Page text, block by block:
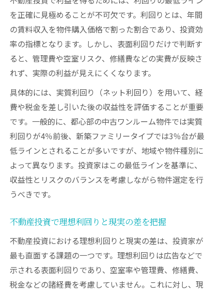
を正確に見極めることが不可欠です。利回りとは、年間
の賃料収入を物件購入価格で割った割合であり、投資効
率の指標となります。しかし、表面利回りだけで判断す
ると、管理費や空室リスク、修繕費などの実費が反映さ
れず、実際の利益が見えにくくなります。
具体的には、実質利回り（ネット利回り）を用いて、経
費や税金を差し引いた後の収益性を評価することが重要
です。一般的に、都心部の中古ワンルーム物件では実質
利回りが4％前後、新築ファミリータイプでは3％台が最
低ラインとされることが多いですが、地域や物件種別に
よって異なります。投資家はこの最低ラインを基準に、
収益性とリスクのバランスを考慮しながら物件選定を行
うべきです。
不動産投資で理想利回りと現実の差を把握
不動産投資における理想利回りと現実の差は、投資家が
最も直面する課題の一つです。理想利回りは広告などで
示される表面利回りであり、空室率や管理費、修繕費、
税金などの諸経費を考慮していません。これに対し、現